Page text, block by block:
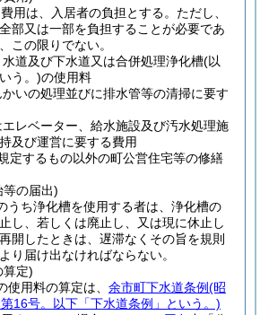
用は、入居者の負担とする。 ただし、
部又は一部を負担することが必要であ
この限りでない。
道及び下水道又は合併処理浄化槽(以
う。)の使用料
いの処理並びに排水管等の清掃に要す
レベーター、給水施設及び汚水処理施
及び運営に要する費用
定するもの以外の町公営住宅等の修繕
の届出)
うち浄化槽を使用する者は、浄化槽の
し、若しくは廃止し、又は現に休止し
開したときは、遅滞なくその旨を規則
り届け出なければならない。
算定)
使用料の算定は、 余市町下水道条例(昭
16号。以下「下水道条例」という。)